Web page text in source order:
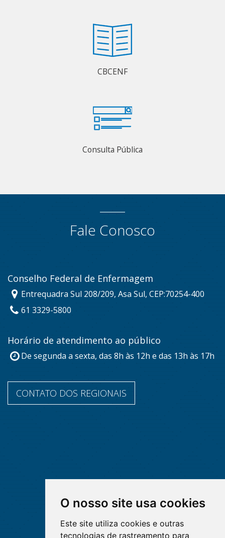
O nosso site usa cookies
Este site utiliza cookies e outras
tecnologias de rastreamento para
CBCENF
Consulta Pública
Fale Conosco
Conselho Federal de Enfermagem
Entrequadra Sul 208/209, Asa Sul, CEP:70254-400
61 3329-5800
Horário de atendimento ao público
De segunda a sexta, das 8h às 12h e das 13h às 17h
CONTATO DOS REGIONAIS